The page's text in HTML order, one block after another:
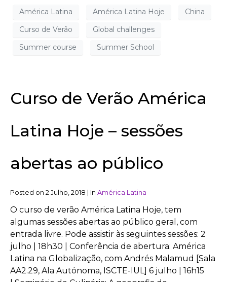
América Latina América Latina Hoje
China
Curso de Verão
Global challenges
Summer course
Summer School
Curso de Verão América
Latina Hoje – sessões
abertas ao público
Posted on 2 Julho, 2018 In América Latina
O curso de verão América Latina Hoje, tem
algumas sessões abertas ao público geral, com
entrada livre. Pode assistir às seguintes sessões: 2
julho | 18h30 | Conferência de abertura: América
Latina na Globalização, com Andrés Malamud [Sala
AA2.29, Ala Autónoma, ISCTE-IUL] 6 julho | 16h15